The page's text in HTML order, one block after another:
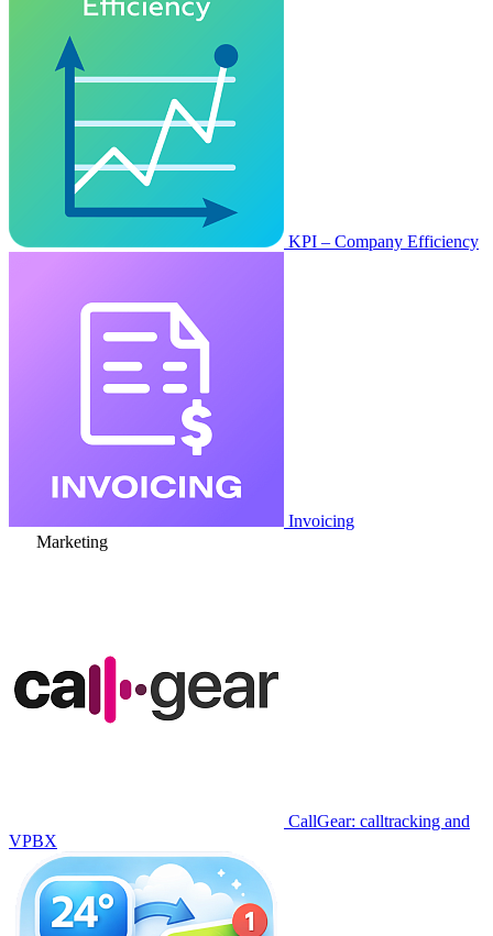
KPI – Company Efficiency
Invoicing
Marketing
CallGear: calltracking and
VPBX